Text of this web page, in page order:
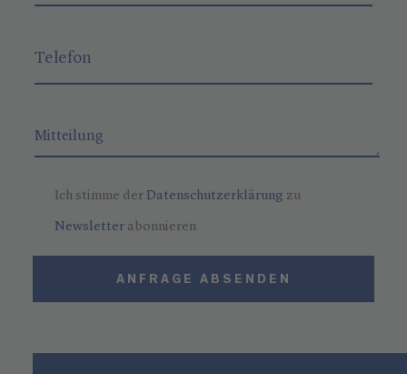
Ich stimme derDatenschutzerklärung zu
Newsletter abonnieren
ANFRAGE ABSENDEN